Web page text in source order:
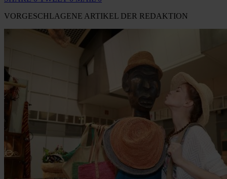
VORGESCHLAGENE ARTIKEL DER REDAKTION